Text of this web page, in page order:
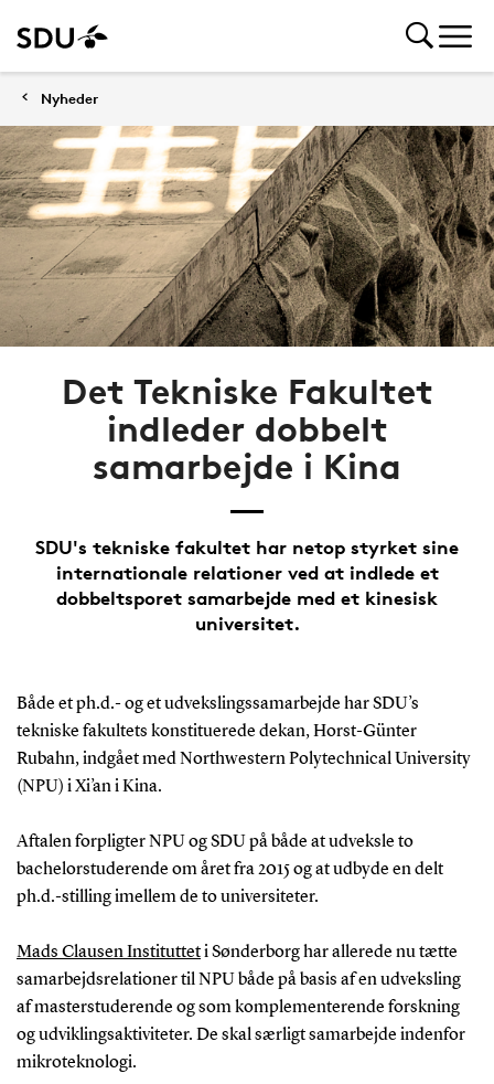
Nyheder
Det Tekniske Fakultet
indleder dobbelt
samarbejde i Kina
SDU's tekniske fakultet har netop styrket sine
internationale relationer ved at indlede et
dobbeltsporet samarbejde med et kinesisk
universitet.
Både et ph.d.- og et udvekslingssamarbejde har SDU’s
tekniske fakultets konstituerede dekan, Horst-Günter
Rubahn, indgået med Northwestern Polytechnical University
(NPU) i Xi’an i Kina.
Aftalen forpligter NPU og SDU på både at udveksle to
bachelorstuderende om året fra 2015 og at udbyde en delt
ph.d.-stilling imellem de to universiteter.
Mads Clausen Institutteti Sønderborg har allerede nu tætte
samarbejdsrelationer til NPU både på basis af en udveksling
af masterstuderende og som komplementerende forskning
og udviklingsaktiviteter. De skal særligt samarbejde indenfor
mikroteknologi.